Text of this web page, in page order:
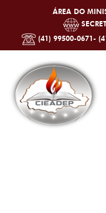
ÁREA DO
(41) 99500-0671-